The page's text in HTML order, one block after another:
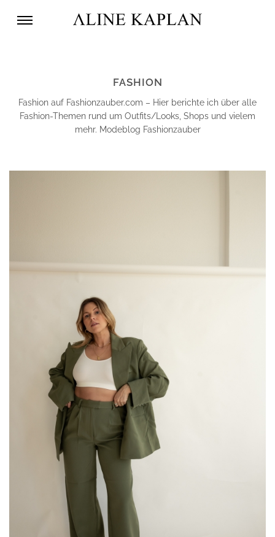
FASHION
Fashion auf Fashionzauber.com – Hier berichte ich über alle
Fashion-Themen rund um Outfits/Looks, Shops und vielem
mehr. Modeblog Fashionzauber